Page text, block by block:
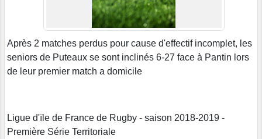
Après 2 matches perdus pour cause d'effectif incomplet, les
seniors de Puteaux se sont inclinés 6-27 face à Pantin lors
de leur premier match a domicile
Ligue d'ïle de France de Rugby - saison 2018-2019 -
Première Série Territoriale